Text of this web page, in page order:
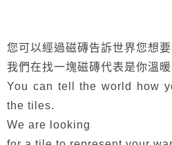
您可以經過磁磚告訴世界您想要
我們在找一塊磁磚代表是你溫
You can tell the world how
the tiles.
We are looking